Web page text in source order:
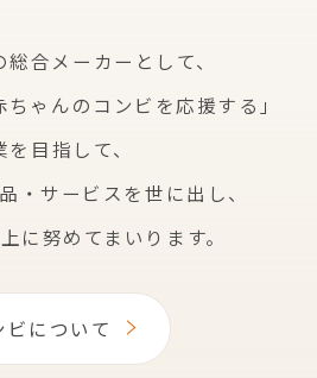
合メーカーとして、
ちゃんのコンビを応援する」
を 目指して、
・サービスを世に出し、
に努めてまいります。
ビについて